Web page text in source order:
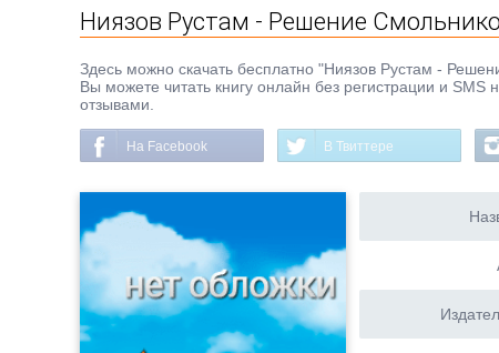
Ниязов Рустам - Решение
Здесь можно скачать бесплатно "Ниязов Рустам -
Вы можете читать книгу онлайн без регистрации и
отзывами.
На Facebook В Твиттере